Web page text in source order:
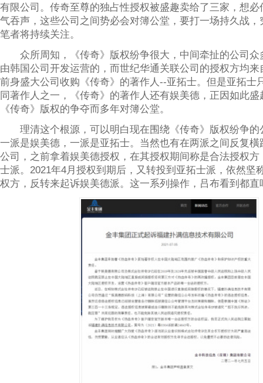
有限公司。传奇至尊的独占性授权被盛趣卖给了三家，想必
气吞声，这些公司之间势必会对簿公堂，要打一场持久战，
笔者将持续关注。
众所周知，《传奇》版权纷争很大，中间牵扯的公司众
由韩国公司开发运营的，而世纪华通关联公司的授权方均
前身盛大公司收购《传奇》的著作人--亚拓士。但是亚拓士
同著作人之一，《传奇》的著作人还有娱美德，正因如此
《传奇》版权的争夺而多年对簿公堂。
理清这个根源，可以明白现在围绕《传奇》版权纷争的
一派是娱美德，一派是亚拓士。当然也有在两派之间反复橫
公司，之前拿着娱美德授权，在其授权期间称是合法授权方
士派。2021年4月授权到期后，又转投到亚拓士派，依然坚
权方，反转来起诉娱美德派。这一系列操作，吕布看到都直